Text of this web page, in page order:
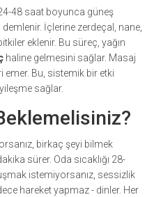
48 saat boyunca güneş
İçlerine zerdeçal, nane,
eklenir. Bu süreç, yağın
haline gelmesini sağlar. Masaj
emer. Bu, sistemik bir etki
sağlar.
birkaç şeyi bilmek
sürer. Oda sıcaklığı 28-
istemiyorsanız, sessizlik
hareket yapmaz - dinler. Her